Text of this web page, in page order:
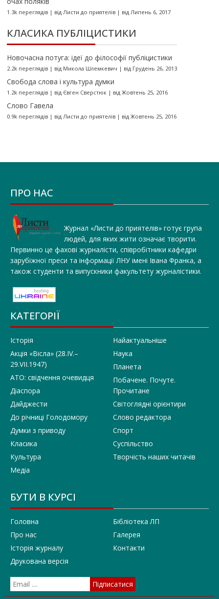
1.3k переглядів| від Листи до приятелів| від Липень 6, 2017
КЛАСИКА ПУБЛІЦИСТИКИ
Новочасна потуга: ідеї до філософії публіцистики
2.2k переглядів| від Микола Шлемкевич | від Грудень 26, 2013
Свобода слова і культура думки
1.2k переглядів| від Євген Сверстюк| від Жовтень 25, 2016
Слово Гавела
0.9k переглядів| від Листи до приятелів| від Жовтень 25, 2016
ПРО НАС
Журнал «Листи до приятелів» готує група
людей, для яких жити означає творити.
Первинно це фахові журналісти, співробітники кафедри
зарубіжної преси та інформації ЛНУ імені Івана Франка, а
також студенти та випускники факультету журналістики.
КАТЕГОРІЇ
Історія
Акція «Вісла» (28.IV.–
29.VII.1947)
АТО: свідчення очевидця
Діаспора
Дайджести
До річниці Голодомору
Думки з приводу
Класика
Культура
Медіа
Найактуальніше
Наука
Планета
Побачене. Почуте.
Прочитане
Світоглядні орієнтири
Слово редактора
Спорт
Суспільство
Творчість наших читачів
БУТИ В КУРСІ
Головна
Про нас
Історія журналу
Друкована версія
Бібліотека ЛП
Галерея
Контакти